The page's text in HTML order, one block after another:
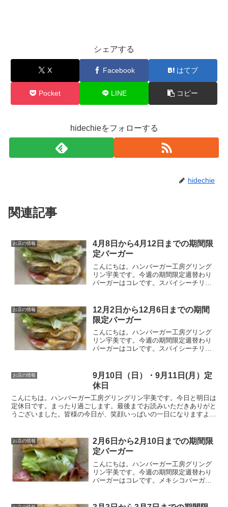
シェアする
X Facebook はてブ
Pocket LINE コピー
hidechieをフォローする
hidechie
関連記事
お店の情報
4月8日から4月12日までの期間限
定バーガー
こんにちは。ハンバーガー工房グリング
リン宇美です。今週の期間限定週替わり
バーガーはコレです。スパイシーチリチ
タスをのせればトロっと流れる出るチリ
ソース。そそられる事...
お店の情報
12月2日から12月6日までの期間
限定バーガー
こんにちは。ハンバーガー工房グリング
リン宇美です。今週の期間限定週替わり
バーガーはコレです。スパイシーチリチ
タスをのせればトロっと流れる出るチリ
ソース。そそられる事...
お店の情報
9月10日（日）・9月11日(月）定
休日
こんにちは。ハンバーガー工房グリングリン宇美です。今日と明日は
定休日です。まったり過ごします。最後までお読みいただきありがと
うございました。皆様の今日が、笑顔いっぱいの一日になりますよう
お店の情報
2月6日から2月10日までの期間限
定バーガー
こんにちは。ハンバーガー工房グリング
リン宇美です。今週の期間限定週替わり
バーガーはコレです。メキシコバーガ
シコと言えばコレと自信を持って提供す